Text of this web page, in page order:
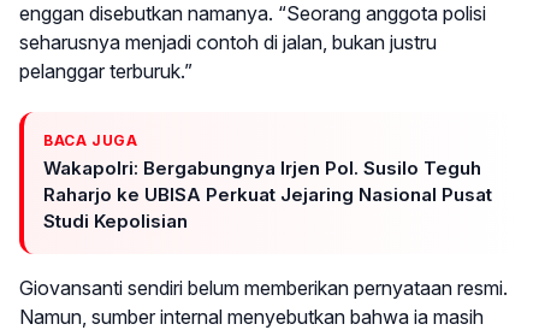
enggan disebutkan namanya. “Seorang anggota polisi
seharusnya menjadi contoh di jalan, bukan justru
pelanggar terburuk.”
BACA JUGA
Wakapolri: Bergabungnya Irjen Pol. Susilo Teguh
Raharjo ke UBISA Perkuat Jejaring Nasional Pusat
Studi Kepolisian
Giovansanti sendiri belum memberikan pernyataan resmi.
Namun, sumber internal menyebutkan bahwa ia masih